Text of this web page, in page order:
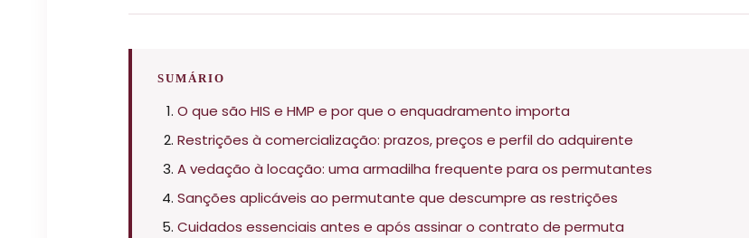
SUMÁRIO
O que são HIS e HMP e por que o enquadramento importa
Restrições à comercialização: prazos, preços e perfil do adquirente
A vedação à locação: uma armadilha frequente para os permutantes
Sanções aplicáveis ao permutante que descumpre as restrições
Cuidados essenciais antes e após assinar o contrato de permuta